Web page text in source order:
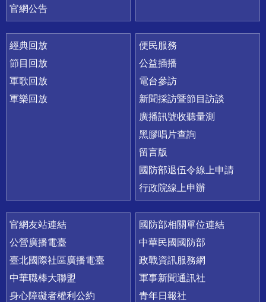
官網公告
經典回放
節目回放
軍歌回放
軍樂回放
便民服務
公益插播
電台參訪
新聞採訪暨節目訪談
廣播訊號收聽量測
黑膠唱片查詢
留言版
國防部退伍令線上申請
行政院線上申辦
官網友站連結
公營廣播電臺
臺北國際社區廣播電臺
中華職棒大聯盟
身心障礙者權利公約
國防部相關單位連結
中華民國國防部
政戰資訊服務網
軍事新聞通訊社
青年日報社